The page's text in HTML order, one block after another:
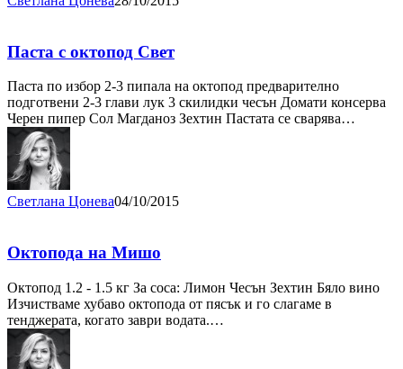
Паста с октопод Свет
Паста по избор 2-3 пипала на октопод предварително
подготвени 2-3 глави лук 3 скилидки чесън Домати консерва
Черен пипер Сол Магданоз Зехтин Пастата се сварява…
Светлана Цонева04/10/2015
Октопода на Мишо
Октопод 1.2 - 1.5 кг За соса: Лимон Чесън Зехтин Бяло вино
Изчистваме хубаво октопода от пясък и го слагаме в
тенджерата, когато заври водата.…